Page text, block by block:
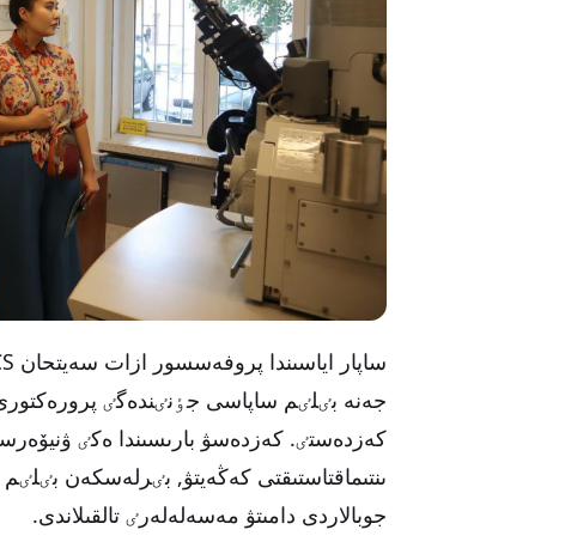
كەزدەستٸ. كەزدەسۋ بارىسىندا ەكٸ
ىنتىماقتاستىقتى كەڭەيتۋ, بٸرلەسكەن بٸلٸم
جوبالاردى دامىتۋ مەسەلەلەرٸ تالقىلاندى.